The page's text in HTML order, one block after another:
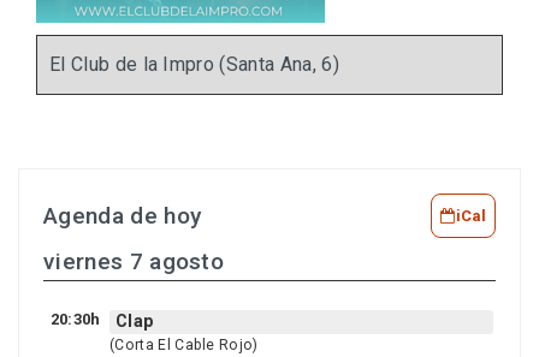
El Club de la Impro (Santa Ana, 6)
Agenda de hoy iCal
viernes 7 agosto
20:30h Clap
(Corta El Cable Rojo)